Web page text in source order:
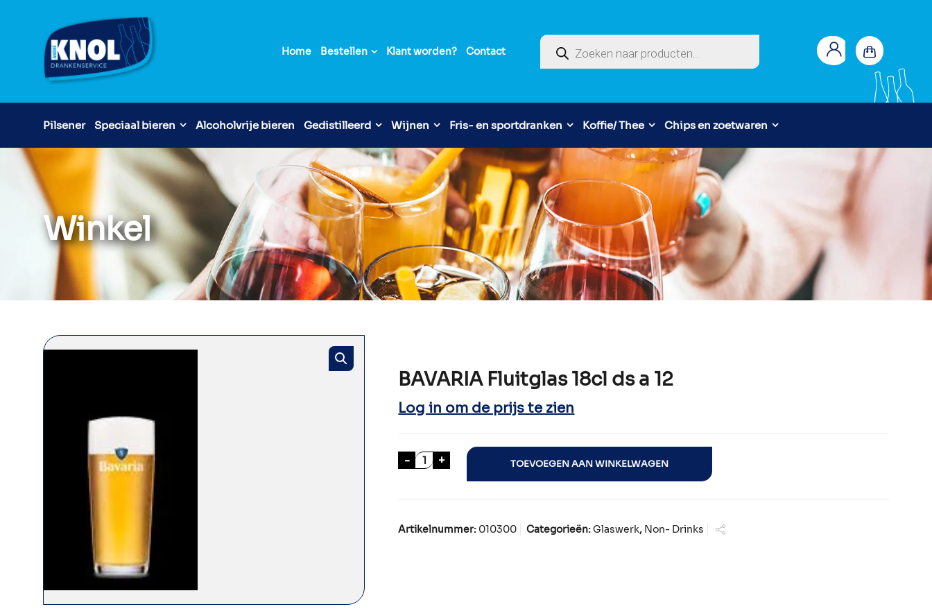
Home Bestellen Klant worden? Contact
Producten zoeken
Pilsener Speciaal bieren Alcoholvrije bieren Gedistilleerd Wijnen Fris- en sportdranken Koffie/ Thee Chips en zoetwaren
Winkel
BAVARIA Fluitglas 18cl ds a 12
Log in om de prijs te zien
- BAVARIA Fluitglas 18cl ds a 12 aantal
+ TOEVOEGEN AAN WINKELWAGEN
Artikelnummer: 010300 Categorieën:Glaswerk, Non- Drinks